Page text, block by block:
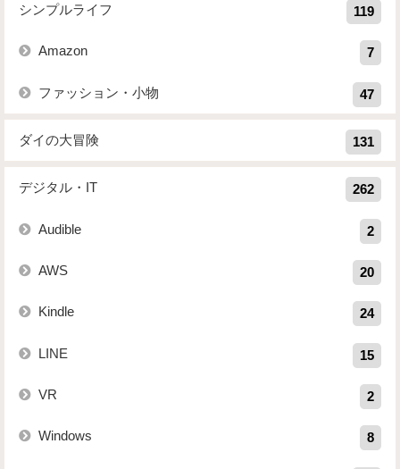
シンプルライフ 119
Amazon 7
ファッション・小物 47
ダイの大冒険 131
デジタル・IT 262
Audible 2
AWS 20
Kindle 24
LINE 15
VR 2
Windows 8